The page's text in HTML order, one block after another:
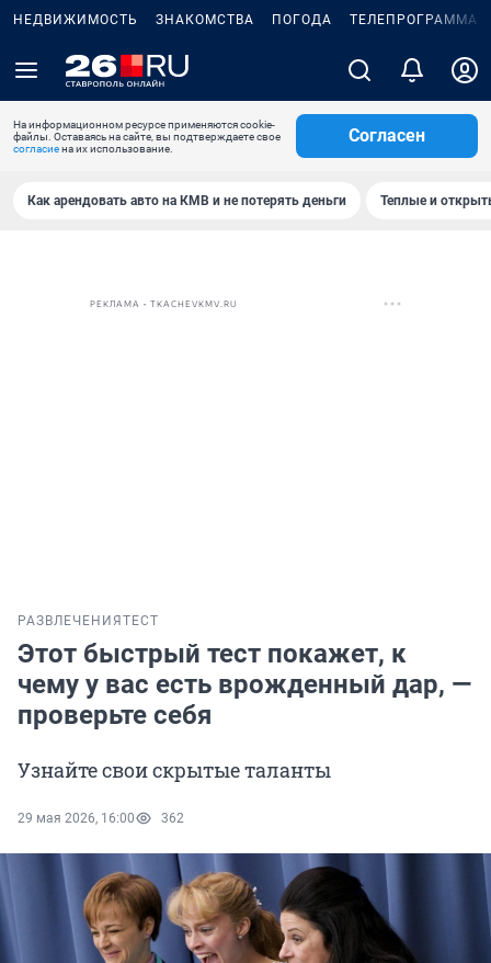
НЕДВИЖИМОСТЬ ЗНАКОМСТВА ПОГОДА ТЕЛЕПРОГРАММА
На информационном ресурсе применяются cookie-
файлы. Оставаясь на сайте, вы подтверждаете свое
согласиена их использование.
Согласен
Как арендовать авто на КМВ и не потерять деньги Теплые и
РЕКЛАМА • TKACHEVKMV.RU
РАЗВЛЕЧЕНИЯ ТЕСТ
Этот быстрый тест покажет, к
чему у вас есть врожденный дар, —
проверьте себя
Узнайте свои скрытые таланты
29 мая 2026, 16:00 362